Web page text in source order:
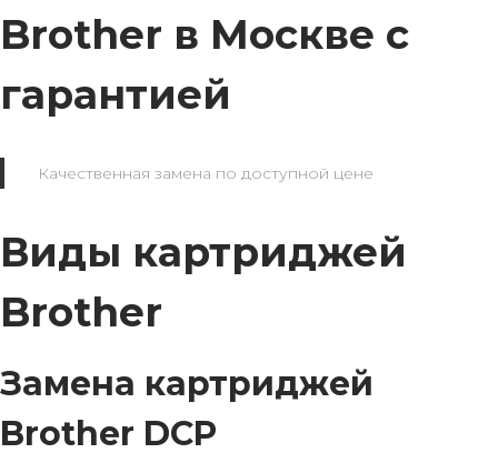
Brother в Москве с
гарантией
Качественная замена по доступной цене
Виды картриджей
Brother
Замена картриджей
Brother DCP